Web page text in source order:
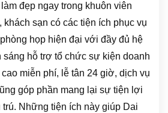
đẹp ngay trong khuôn viên
khách sạn có các tiện ích phục vụ
họp hiện đại với đầy đủ hệ
sáng hỗ trợ tổ chức sự kiện doanh
miễn phí, lễ tân 24 giờ, dịch vụ
góp phần mang lại sự tiện lợi
Những tiện ích này giúp Dai